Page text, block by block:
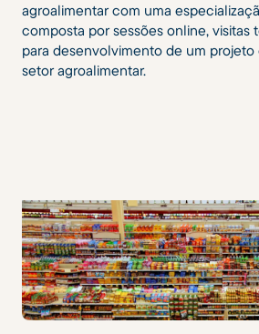
agroalimentar com uma
composta por sessões online, visitas
para desenvolvimento de um
setor agroalimentar.